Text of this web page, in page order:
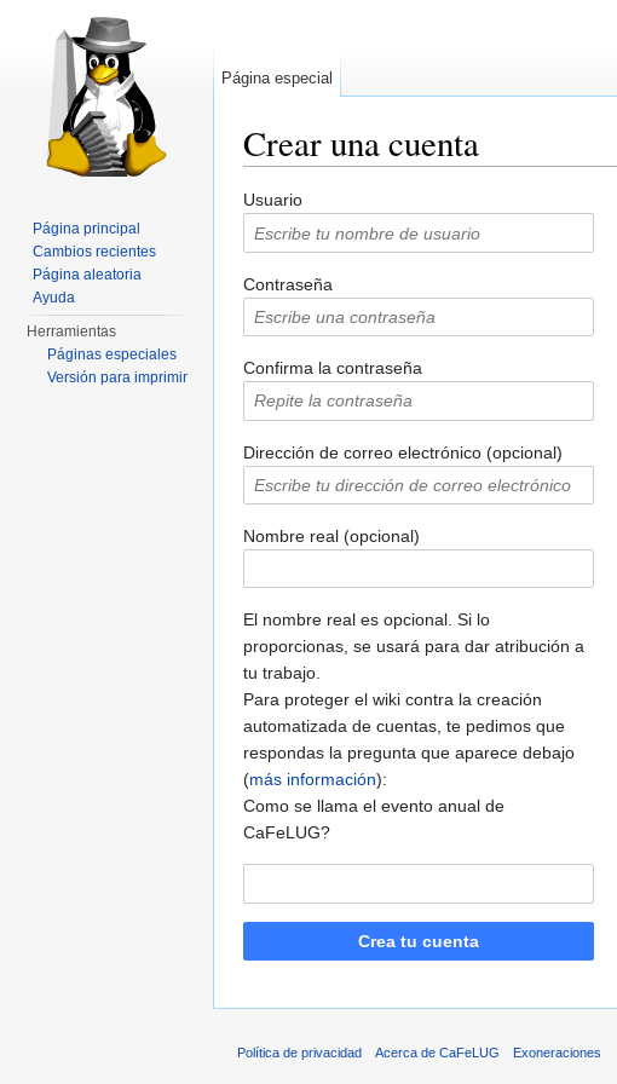
Crear una cuenta
Usuario
Contraseña
Confirma la contraseña
Dirección de correo electrónico (opcional)
Nombre real (opcional)
El nombre real es opcional. Si lo
proporcionas, se usará para dar atribución a
tu trabajo.
Para proteger el wiki contra la creación
automatizada de cuentas, te pedimos que
respondas la pregunta que aparece debajo
(más información):
Como se llama el evento anual de
CaFeLUG?
Crea tu cuenta
Página especial
Página principal
Cambios recientes
Página aleatoria
Ayuda
Herramientas
Páginas especiales
Versión para imprimir
Política de privacidad Acerca de CaFeLUG Exoneraciones